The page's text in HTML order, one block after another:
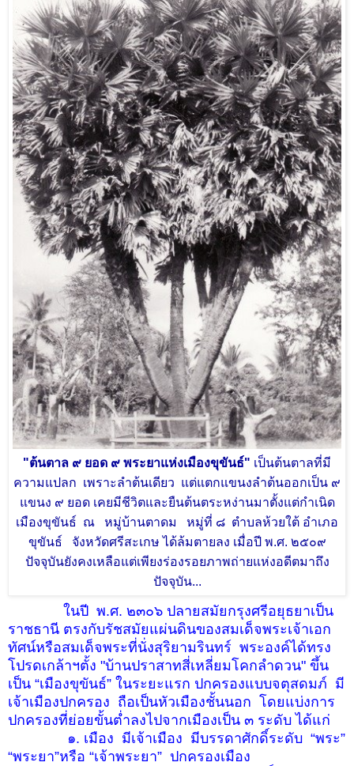
"ต้นตาล ๙ ยอด ๙ พระยาแห่งเมืองขุขันธ์" เป็นต้นตาลที่มี
ความแปลก เพราะลำต้นเดียว แต่แตกแขนงลำต้นออกเป็น ๙
แขนง ๙ ยอด เคยมีชีวิตและยืนต้นตระหง่านมาตั้งแต่กำเนิด
เมืองขุขันธ์ ณ หมู่บ้านตาดม หมู่ที่ ๘ ตำบลห้วยใต้ อำเภอ
ขุขันธ์ จังหวัดศรีสะเกษ ได้ล้มตายลง เมื่อปี พ.ศ. ๒๕๐๙
ปัจจุบันยังคงเหลือแต่เพียงร่องรอยภาพถ่ายแห่งอดีตมาถึง
ปัจจุบัน...
ในปี พ.ศ. ๒๓๐๖ ปลายสมัยกรุงศรีอยุธยาเป็น
ราชธานี ตรงกับรัชสมัยแผ่นดินของสมเด็จพระเจ้าเอก
ทัศน์หรือสมเด็จพระที่นั่งสุริยามรินทร์ พระองค์ได้ทรง
โปรดเกล้าฯตั้ง "บ้านปราสาทสี่เหลี่ยมโคกลำดวน" ขึ้น
เป็น “เมืองขุขันธ์” ในระยะแรก ปกครองแบบจตุสดมภ์ มี
เจ้าเมืองปกครอง ถือเป็นหัวเมืองชั้นนอก โดยแบ่งการ
ปกครองที่ย่อยขั้นต่ำลงไปจากเมืองเป็น ๓ ระดับ ได้แก่
๑. เมือง มีเจ้าเมือง มีบรรดาศักดิ์ระดับ “พระ”
“พระยา”หรือ “เจ้าพระยา” ปกครองเมือง